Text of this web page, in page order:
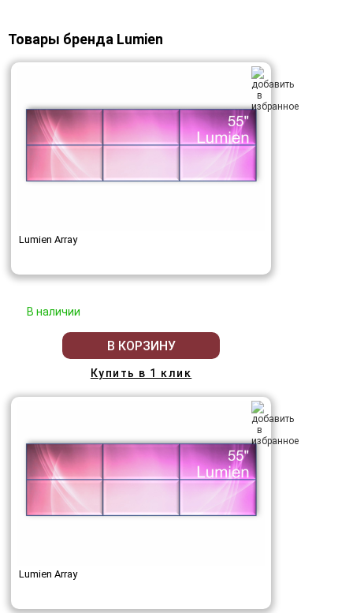
Товары бренда Lumien
Lumien Array
В наличии
В КОРЗИНУ
Купить в 1 клик
Lumien Array